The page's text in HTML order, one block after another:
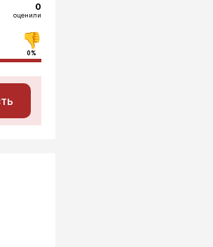
0
оценили
0%